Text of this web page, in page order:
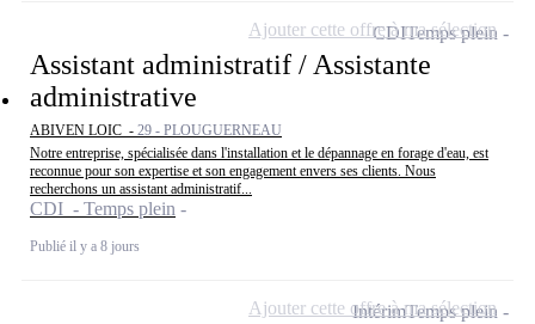
Assistant administratif / Assistante
administrative
ABIVEN LOIC - 29 - PLOUGUERNEAU
Notre entreprise, spécialisée dans l'installation et le dépannage en forage d'eau, est
reconnue pour son expertise et son engagement envers ses clients. Nous
recherchons un assistant administratif...
CDI - Temps plein
Publié il y a 8 jours
CDITemps plein
Ajouter cette offre à ma sélection
IntérimTemps plein
Ajouter cette offre à ma sélection